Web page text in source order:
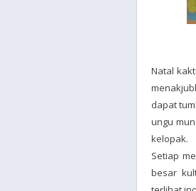
Natal
dapat
ungu
kelopak.
Setiap
besar